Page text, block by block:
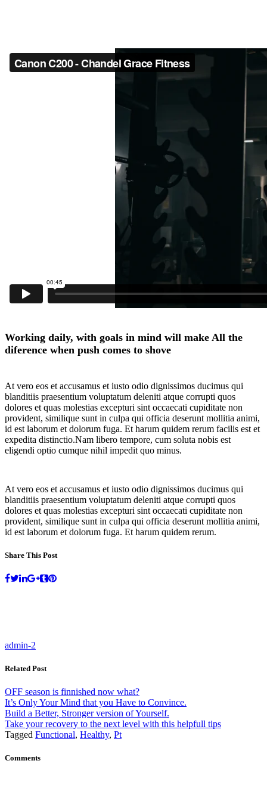
Working daily, with goals in mind will make All the
diference when push comes to shove
At vero eos et accusamus et iusto odio dignissimos ducimus qui
blanditiis praesentium voluptatum deleniti atque corrupti quos
dolores et quas molestias excepturi sint occaecati cupiditate non
provident, similique sunt in culpa qui officia deserunt mollitia animi,
id est laborum et dolorum fuga. Et harum quidem rerum facilis est et
expedita distinctio.Nam libero tempore, cum soluta nobis est
eligendi optio cumque nihil impedit quo minus.
At vero eos et accusamus et iusto odio dignissimos ducimus qui
blanditiis praesentium voluptatum deleniti atque corrupti quos
dolores et quas molestias excepturi sint occaecati cupiditate non
provident, similique sunt in culpa qui officia deserunt mollitia animi,
id est laborum et dolorum fuga. Et harum quidem rerum.
Share This Post
admin-2
Related Post
OFF season is finnished now what?
It’s Only Your Mind that you Have to Convince.
Build a Better, Stronger version of Yourself.
Take your recovery to the next level with this helpfull tips
Tagged Functional, Healthy, Pt
Comments